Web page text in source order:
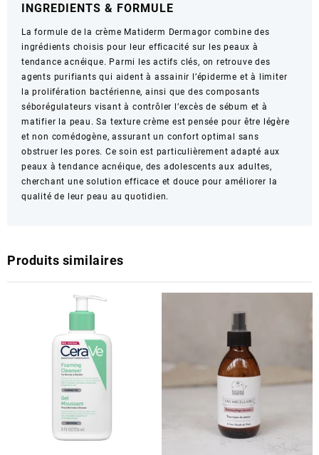
INGREDIENTS & FORMULE
La formule de la crème Matiderm Dermagor combine des
ingrédients choisis pour leur efficacité sur les peaux à
tendance acnéique. Parmi les actifs clés, on retrouve des
agents purifiants qui aident à assainir l’épiderme et à limiter
la prolifération bactérienne, ainsi que des composants
séborégulateurs visant à contrôler l’excès de sébum et à
matifier la peau. Sa texture crème est pensée pour être légère
et non comédogène, assurant un confort optimal sans
obstruer les pores. Ce soin est particulièrement adapté aux
peaux à tendance acnéique, des adolescents aux adultes,
cherchant une solution efficace et douce pour améliorer la
qualité de leur peau au quotidien.
Produits similaires